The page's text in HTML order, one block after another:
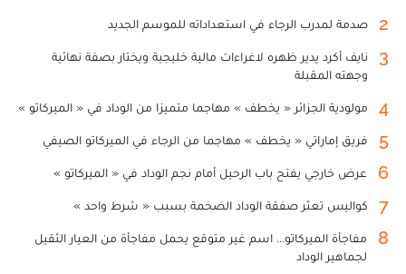
2 صدمة لمدرب الرجاء في استعداداته للموسم الجديد
3
نايف أكرد يدير ظهره لاغراءات مالية خليجية ويختار بصفة نهائية
وجهته المقبلة
4 مولودية الجزائر « يخطف » مهاجما متميزا من الوداد في « الميركاتو »
5 فريق إماراتي « يخطف » مهاجما من الرجاء في الميركاتو الصيفي
6 عرض خارجي يفتح باب الرحيل أمام نجم الوداد في « الميركاتو »
7 كواليس تعثر صفقة الوداد الضخمة بسبب « شرط واحد »
8
مفاجأة الميركاتو... اسم غير متوقع يحمل مفاجأة من العيار الثقيل
لجماهير الوداد